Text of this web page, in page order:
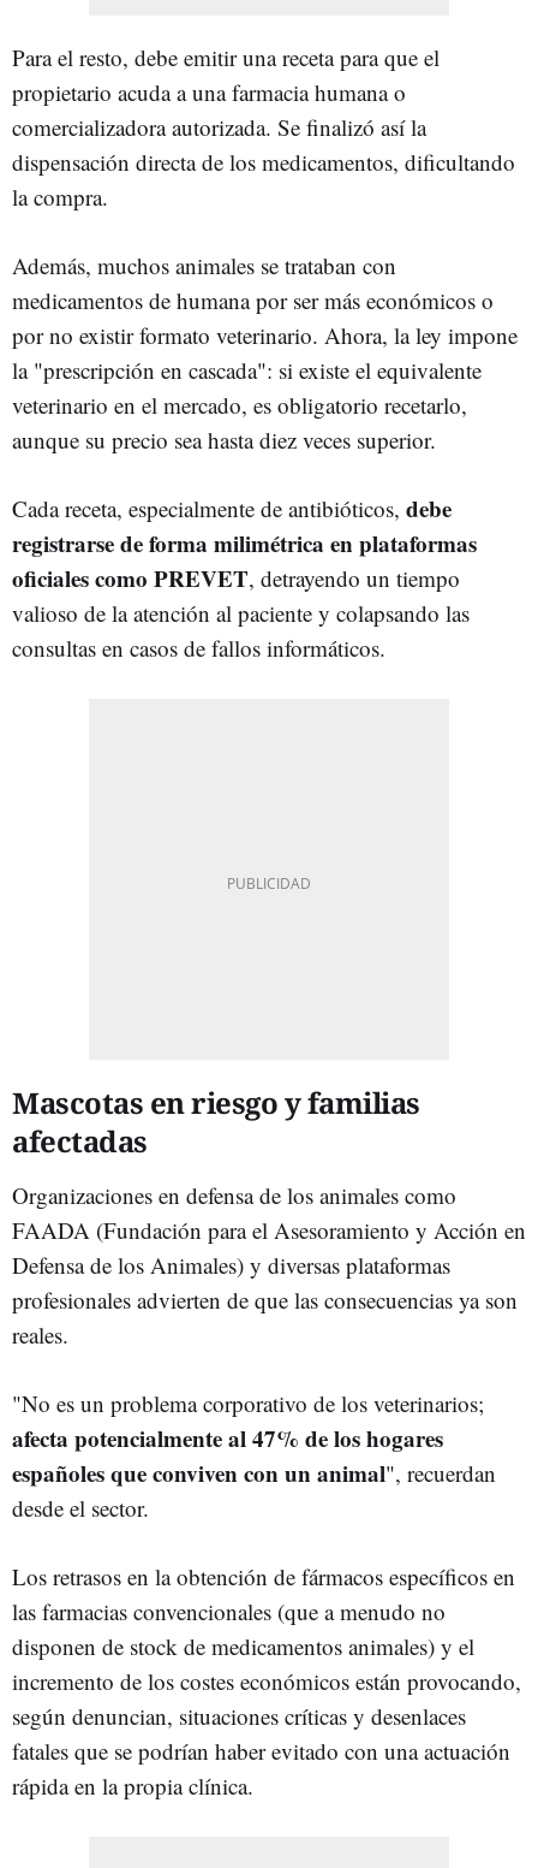
Para el resto, debe emitir una receta para que el
propietario acuda a una farmacia humana o
comercializadora autorizada. Se finalizó así la
dispensación directa de los medicamentos, dificultando
la compra.
Además, muchos animales se trataban con
medicamentos de humana por ser más económicos o
por no existir formato veterinario. Ahora, la ley impone
la "prescripción en cascada": si existe el equivalente
veterinario en el mercado, es obligatorio recetarlo,
aunque su precio sea hasta diez veces superior.
Cada receta, especialmente de antibióticos, debe
registrarse de forma milimétrica en plataformas
oficiales como PREVET, detrayendo un tiempo
valioso de la atención al paciente y colapsando las
consultas en casos de fallos informáticos.
Mascotas en riesgo y familias
afectadas
Organizaciones en defensa de los animales como
FAADA (Fundación para el Asesoramiento y Acción en
Defensa de los Animales) y diversas plataformas
profesionales advierten de que las consecuencias ya son
reales.
"No es un problema corporativo de los veterinarios;
afecta potencialmente al 47% de los hogares
españoles que conviven con un animal", recuerdan
desde el sector.
Los retrasos en la obtención de fármacos específicos en
las farmacias convencionales (que a menudo no
disponen de stock de medicamentos animales) y el
incremento de los costes económicos están provocando,
según denuncian, situaciones críticas y desenlaces
fatales que se podrían haber evitado con una actuación
rápida en la propia clínica.